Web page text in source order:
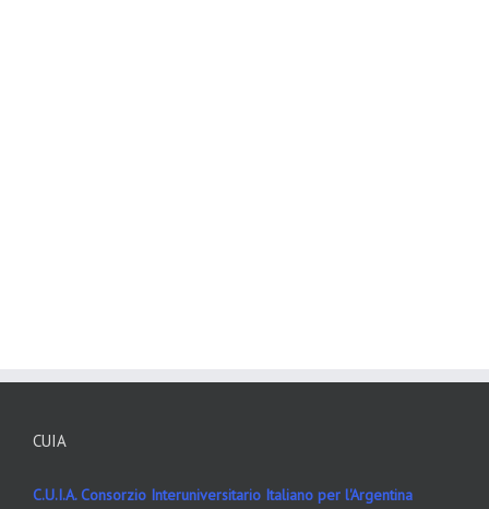
CUIA
C.U.I.A. Consorzio Interuniversitario Italiano per l'Argentina